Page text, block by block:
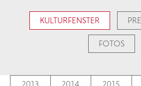
KULTURFENSTER
FOTOS